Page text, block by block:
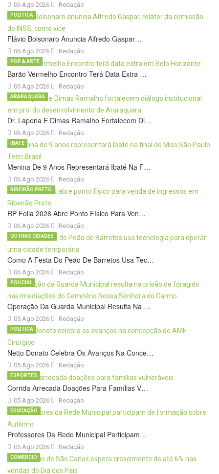
06 Ago 2026 Redação
Flávio Bolsonaro Anuncia Alfredo Gaspar…
06 Ago 2026
POLÍTICA
Redação
Barão Vermelho Encontro Terá Data Extra …
06 Ago 2026
POP & ARTE
Redação
Dr. Lapena E Dimas Ramalho Fortalecem Di…
06 Ago 2026
ARARAQUARA
Redação
Menina De 9 Anos Representará Ibaté Na F…
06 Ago 2026
IBATÉ
Redação
RP Folia 2026 Abre Ponto Físico Para Ven…
06 Ago 2026
RIBEIRÃO PRETO
Redação
Como A Festa Do Peão De Barretos Usa Tec…
06 Ago 2026
OUTRAS CIDADES
Redação
Operação Da Guarda Municipal Resulta Na …
05 Ago 2026
POLICIAL
Redação
Netto Donato Celebra Os Avanços Na Conce…
05 Ago 2026
POLÍTICA
Redação
Corrida Arrecada Doações Para Famílias V…
05 Ago 2026
ESPORTES
Redação
Professores Da Rede Municipal Participam…
05 Ago 2026
EDUCAÇÃO
Redação
COMÉRCIO